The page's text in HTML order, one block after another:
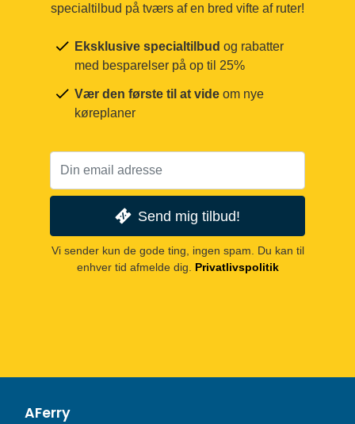
specialtilbud på tværs af en bred vifte af ruter!
Eksklusive specialtilbud og rabatter
med besparelser på op til 25%
Vær den første til at vide om nye
køreplaner
Send mig tilbud!
Vi sender kun de gode ting, ingen spam. Du kan til
enhver tid afmelde dig.
Privatlivspolitik
AFerry